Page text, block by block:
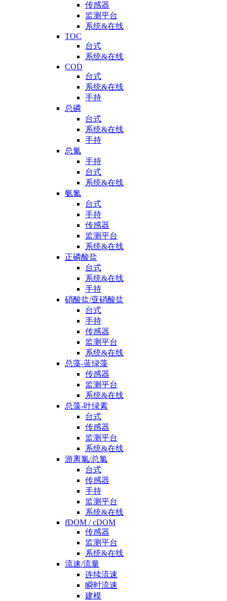
传感器
监测平台
系统&在线
TOC
台式
系统&在线
COD
台式
系统&在线
手持
总磷
台式
系统&在线
手持
总氮
手持
台式
系统&在线
氨氮
台式
手持
传感器
监测平台
系统&在线
正磷酸盐
台式
系统&在线
手持
硝酸盐/亚硝酸盐
台式
手持
传感器
监测平台
系统&在线
总藻-蓝绿藻
传感器
监测平台
系统&在线
总藻-叶绿素
台式
传感器
监测平台
系统&在线
游离氯/总氯
台式
传感器
手持
监测平台
系统&在线
fDOM / cDOM
传感器
监测平台
系统&在线
流速/流量
连续流速
瞬时流速
建模